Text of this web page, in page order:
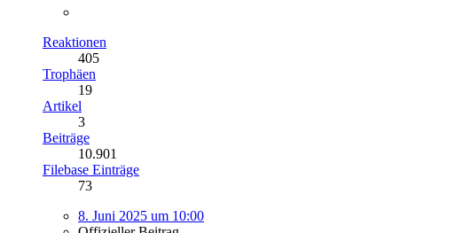
Reaktionen
405
Trophäen
19
Artikel
3
Beiträge
10.901
Filebase Einträge
73
8. Juni 2025 um 10:00